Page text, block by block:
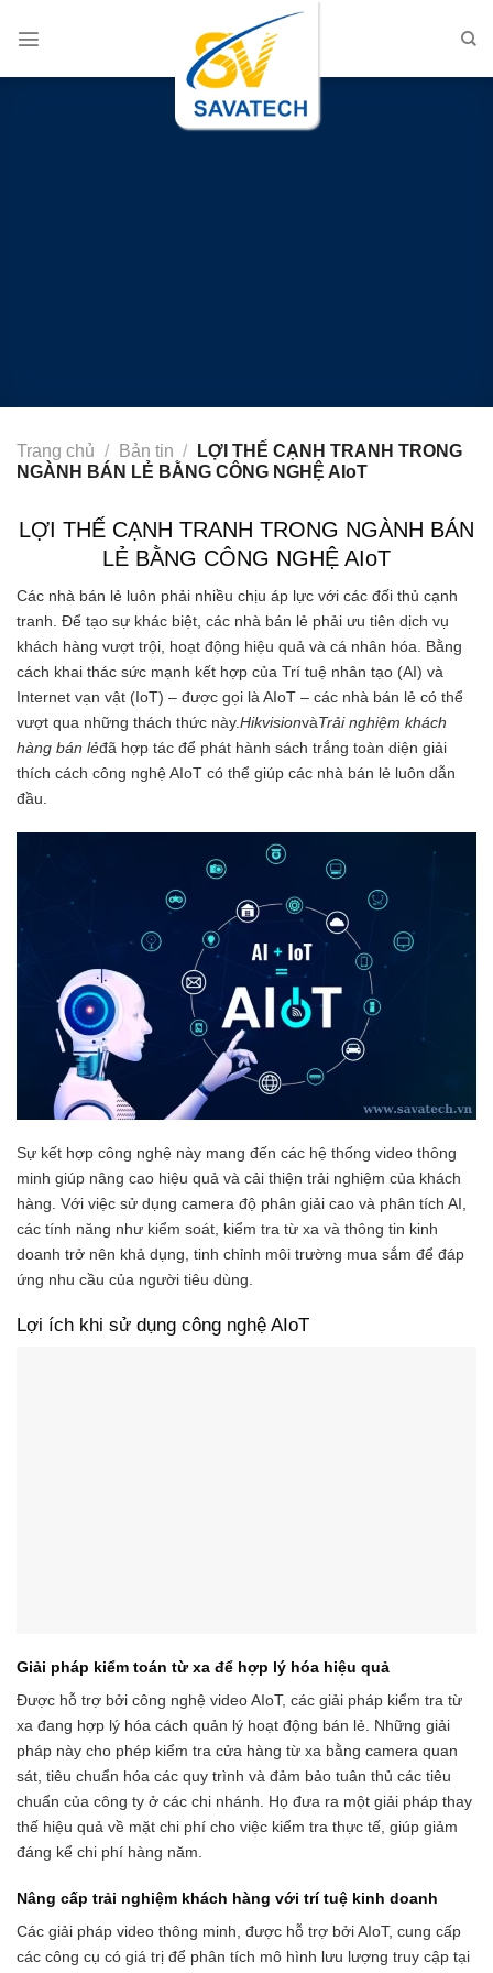
đến
Trang chủ / Bản tin /
LỢI THẾ CẠNH TRANH TRONG
NGÀNH BÁN LẺ BẰNG CÔNG NGHỆ AIoT
LỢI THẾ CẠNH TRANH TRONG NGÀNH BÁN
LẺ BẰNG CÔNG NGHỆ AIoT
Các nhà bán lẻ luôn phải nhiều chịu áp lực với các đối thủ cạnh
tranh. Để tạo sự khác biệt, các nhà bán lẻ phải ưu tiên dịch vụ
khách hàng vượt trội, hoạt động hiệu quả và cá nhân hóa. Bằng
cách khai thác sức mạnh kết hợp của Trí tuệ nhân tạo (AI) và
Internet vạn vật (IoT) – được gọi là AIoT – các nhà bán lẻ có thể
vượt qua những thách thức này.HikvisionvàTrải nghiệm khách
hàng bán lẻđã hợp tác để phát hành sách trắng toàn diện giải
thích cách công nghệ AIoT có thể giúp các nhà bán lẻ luôn dẫn
đầu.
Sự kết hợp công nghệ này mang đến các hệ thống video thông
minh giúp nâng cao hiệu quả và cải thiện trải nghiệm của khách
hàng. Với việc sử dụng camera độ phân giải cao và phân tích AI,
các tính năng như kiểm soát, kiểm tra từ xa và thông tin kinh
doanh trở nên khả dụng, tinh chỉnh môi trường mua sắm để đáp
ứng nhu cầu của người tiêu dùng.
Lợi ích khi sử dụng công nghệ AIoT
Giải pháp kiểm toán từ xa để hợp lý hóa hiệu quả
Được hỗ trợ bởi công nghệ video AIoT, các giải pháp kiểm tra từ
xa đang hợp lý hóa cách quản lý hoạt động bán lẻ. Những giải
pháp này cho phép kiểm tra cửa hàng từ xa bằng camera quan
sát, tiêu chuẩn hóa các quy trình và đảm bảo tuân thủ các tiêu
chuẩn của công ty ở các chi nhánh. Họ đưa ra một giải pháp thay
thế hiệu quả về mặt chi phí cho việc kiểm tra thực tế, giúp giảm
đáng kể chi phí hàng năm.
Nâng cấp trải nghiệm khách hàng với trí tuệ kinh doanh
Các giải pháp video thông minh, được hỗ trợ bởi AIoT, cung cấp
các công cụ có giá trị để phân tích mô hình lưu lượng truy cập tại